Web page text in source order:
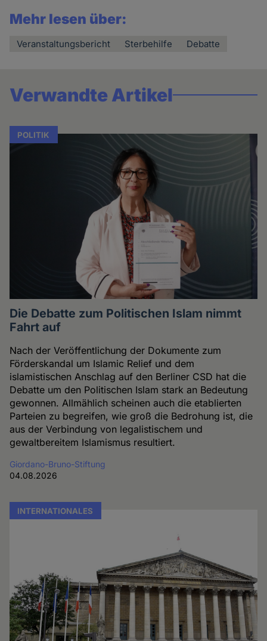
Mehr lesen über:
Veranstaltungsbericht Sterbehilfe Debatte
Verwandte Artikel
POLITIK
Die Debatte zum Politischen Islam nimmt
Fahrt auf
Nach der Veröffentlichung der Dokumente zum
Förderskandal um Islamic Relief und dem
islamistischen Anschlag auf den Berliner CSD hat die
Debatte um den Politischen Islam stark an Bedeutung
gewonnen. Allmählich scheinen auch die etablierten
Parteien zu begreifen, wie groß die Bedrohung ist, die
aus der Verbindung von legalistischem und
gewaltbereitem Islamismus resultiert.
Giordano-Bruno-Stiftung
04.08.2026
INTERNATIONALES